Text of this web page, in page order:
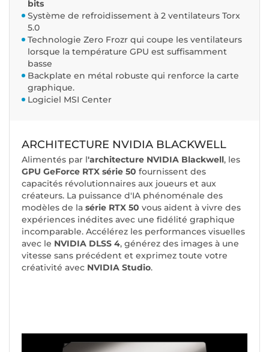
bits
Système de refroidissement à 2 ventilateurs Torx
5.0
Technologie Zero Frozr qui coupe les ventilateurs
lorsque la température GPU est suffisamment
basse
Backplate en métal robuste qui renforce la carte
graphique.
Logiciel MSI Center
ARCHITECTURE NVIDIA BLACKWELL
Alimentés par l'architecture NVIDIA Blackwell, les
GPU GeForce RTX série 50 fournissent des
capacités révolutionnaires aux joueurs et aux
créateurs. La puissance d'IA phénoménale des
modèles de la série RTX 50 vous aident à vivre des
expériences inédites avec une fidélité graphique
incomparable. Accélérez les performances visuelles
avec le NVIDIA DLSS 4, générez des images à une
vitesse sans précédent et exprimez toute votre
créativité avec NVIDIA Studio.